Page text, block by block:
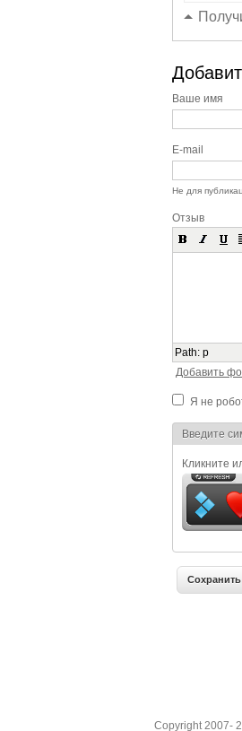
Ваше имя
E-mail
Не для
Отзыв
Path: p
Добавить
Я не
Я спамер
Введите
Кликните
Copyright 2007-